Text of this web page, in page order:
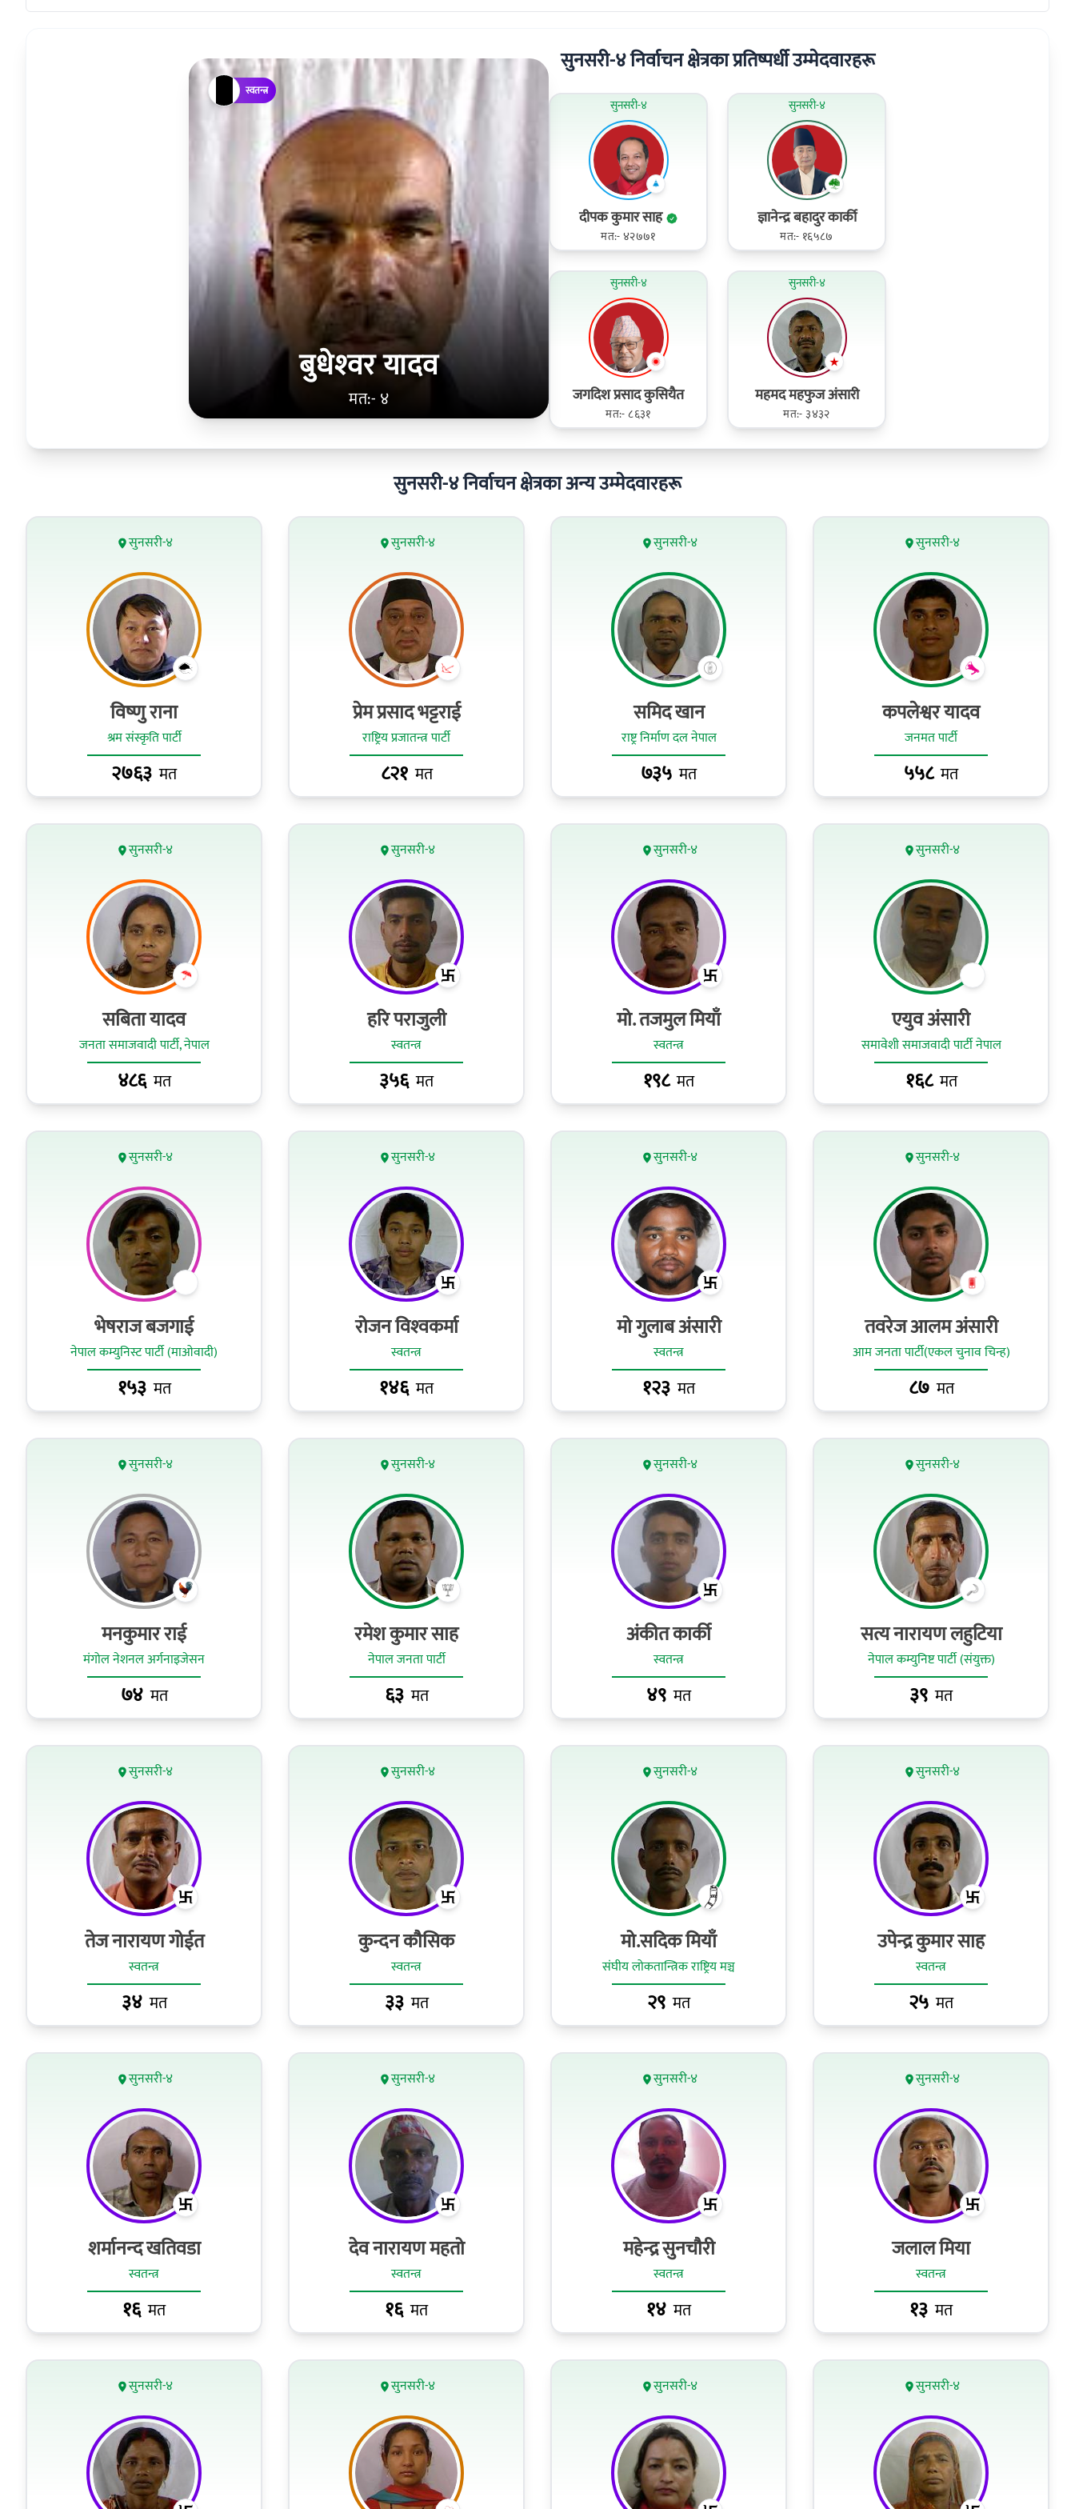
बुधेश्‍वर यादव
मत:- ४
स्वतन्त्र
सुनसरी-४ निर्वाचन क्षेत्रका प्रतिष्पर्धी उम्मेदवारहरू
सुनसरी-४
दीपक कुमार साह
मत:- ४२७७१
सुनसरी-४
ज्ञानेन्द्र बहादुर कार्की
मत:- १६५८७
सुनसरी-४
जगदिश प्रसाद कुसियैत
मत:- ८६३१
सुनसरी-४
महमद महफुज अंसारी
मत:- ३४३२
सुनसरी-४ निर्वाचन क्षेत्रका अन्य उम्मेदवारहरू
सुनसरी-४
विष्‍णु राना
श्रम संस्कृति पार्टी
२७६३ मत
सुनसरी-४
प्रेम प्रसाद भट्टराई
राष्ट्रिय प्रजातन्त्र पार्टी
८२१ मत
सुनसरी-४
समिद खान
राष्ट्र निर्माण दल नेपाल
७३५ मत
सुनसरी-४
कपलेश्वर यादव
जनमत पार्टी
५५८ मत
सुनसरी-४
सबिता यादव
जनता समाजवादी पार्टी, नेपाल
४८६ मत
सुनसरी-४
हरि पराजुली
स्वतन्त्र
३५६ मत
सुनसरी-४
मो. तजमुल मियाँ
स्वतन्त्र
१९८ मत
सुनसरी-४
एयुव अंसारी
समावेशी समाजवादी पार्टी नेपाल
१६८मत
सुनसरी-४
भेषराज बजगाई
नेपाल कम्युनिस्ट पार्टी (माओवादी)
१५३ मत
सुनसरी-४
रोजन विश्‍वकर्मा
स्वतन्त्र
१४६ मत
सुनसरी-४
मो गुलाब अंसारी
स्वतन्त्र
१२३ मत
सुनसरी-४
तवरेज आलम अंसारी
आम जनता पार्टी(एकल चुनाव चिन्ह)
८७ मत
सुनसरी-४
मनकुमार राई
मंगोल नेशनल अर्गनाइजेसन
७४ मत
सुनसरी-४
रमेश कुमार साह
नेपाल जनता पार्टी
६३ मत
सुनसरी-४
अंकीत कार्की
स्वतन्त्र
४९ मत
सुनसरी-४
सत्य नारायण लहुटिया
नेपाल कम्युनिष्ट पार्टी (संयुक्त)
३९ मत
सुनसरी-४
तेज नारायण गोईत
स्वतन्त्र
३४ मत
सुनसरी-४
कुन्दन कौसिक
स्वतन्त्र
३३ मत
सुनसरी-४
मो.सदिक मियाँ
संघीय लोकतान्त्रिक राष्ट्रिय मञ्च
२९ मत
सुनसरी-४
उपेन्द्र कुमार साह
स्वतन्त्र
२५ मत
सुनसरी-४
शर्मानन्‍द खतिवडा
स्वतन्त्र
१६ मत
सुनसरी-४
देव नारायण महतो
स्वतन्त्र
१६ मत
सुनसरी-४
महेन्द्र सुनचाैरी
स्वतन्त्र
१४ मत
सुनसरी-४
जलाल मिया
स्वतन्त्र
१३ मत
सुनसरी-४ सुनसरी-४ सुनसरी-४ सुनसरी-४